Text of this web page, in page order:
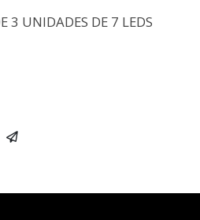
3 UNIDADES DE 7 LEDS